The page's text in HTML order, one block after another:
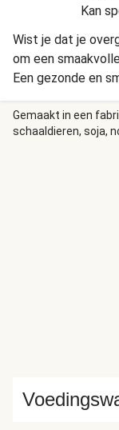
Kan
Wist je dat je
om een
Een gezonde en
deze groente te
Gemaakt in een
schaaldieren, soja,